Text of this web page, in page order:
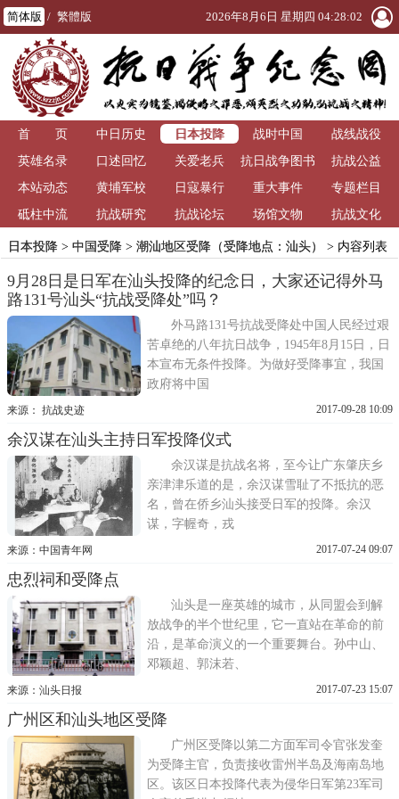
简体版 / 繁體版 2026年8月6日 星期四 04:28:02
首 页 中日历史 日本投降 战时中国
战线战役
英雄名录
口述回忆 关爱老兵
抗日战争图书
馆
抗战公益
本站动态
黄埔军校 日寇暴行 重大事件
专题栏目
砥柱中流
抗战研究 抗战论坛 场馆文物 抗战文化
日本投降> 中国受降> 潮汕地区受降（受降地点：汕头） > 内容列表
9月28日是日军在汕头投降的纪念日，大家还记得外马
路131号汕头“抗战受降处”吗？
外马路131号抗战受降处中国人民经过艰
苦卓绝的八年抗日战争，1945年8月15日，日
本宣布无条件投降。为做好受降事宜，我国
政府将中国
来源： 抗战史迹 2017-09-28 10:09
余汉谋在汕头主持日军投降仪式
余汉谋是抗战名将，至今让广东肇庆乡
亲津津乐道的是，余汉谋雪耻了不抵抗的恶
名，曾在侨乡汕头接受日军的投降。余汉
谋，字幄奇，戎
来源：中国青年网 2017-07-24 09:07
忠烈祠和受降点
汕头是一座英雄的城市，从同盟会到解
放战争的半个世纪里，它一直站在革命的前
沿，是革命演义的一个重要舞台。孙中山、
邓颖超、郭沫若、
来源：汕头日报 2017-07-23 15:07
广州区和汕头地区受降
广州区受降以第二方面军司令官张发奎
为受降主官，负责接收雷州半岛及海南岛地
区。该区日本投降代表为侵华日军第23军司